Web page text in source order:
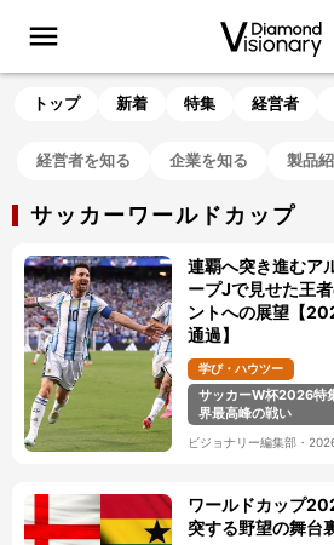
トップ 新着 特集 経営者
経営者を知る 企業を知る 製品
サッカーワールドカップ
連覇へ突き進むア
ープJで見せた王
ントへの展望【
通過】
学び・ハウツー
サッカーW杯2026特
界最高峰の戦い
ビジョナリー編集部・
ワールドカップ
突する野望の舞台